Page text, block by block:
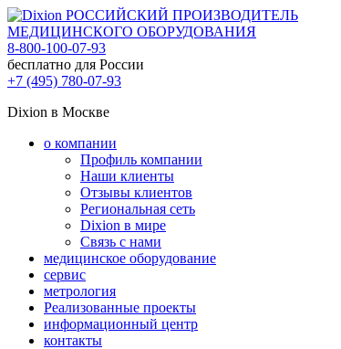
РОССИЙСКИЙ ПРОИЗВОДИТЕЛЬ
МЕДИЦИНСКОГО ОБОРУДОВАНИЯ
8-800-100-07-93
бесплатно для России
+7 (495) 780-07-93
Dixion в Москве
о компании
Профиль компании
Наши клиенты
Отзывы клиентов
Региональная сеть
Dixion в мире
Связь с нами
медицинское оборудование
сервис
метрология
Реализованные проекты
информационный центр
контакты